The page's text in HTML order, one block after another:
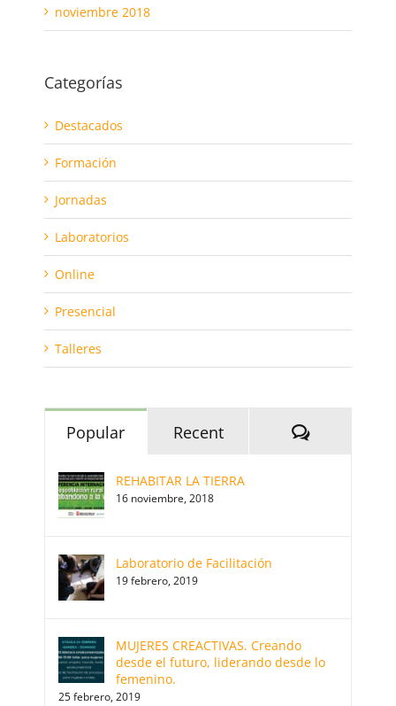
noviembre 2018
Categorías
Destacados
Formación
Jornadas
Laboratorios
Online
Presencial
Talleres
Popular Recent Comments
REHABITAR LA TIERRA
16 noviembre, 2018
Laboratorio de Facilitación
19 febrero, 2019
MUJERES CREACTIVAS. Creando
desde el futuro, liderando desde lo
femenino.
25 febrero, 2019